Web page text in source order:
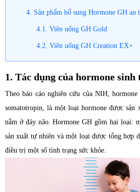
4. Sản phẩm bổ sung Hormone GH an
4.1. Viên uống GH Gold
4.2. Viên uống GH Creation EX+
1. Tác dụng của hormone
Theo báo cáo nghiên cứu của NIH,
somatotropin, là một loại hormone được sản
nằm ở đáy não. Hormone GH gồm hai loại:
sản xuất tự nhiên và một loại được tổng hợp
điều trị một số tình trạng sức khỏe.